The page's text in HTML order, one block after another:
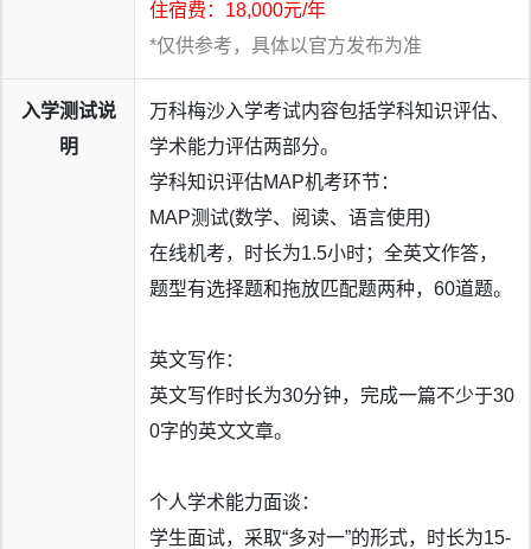
（14封）、加拿大 TOP3（42封）、澳洲TOP4（35封），
新增新加坡TOP2南洋理工大学录取（1封）；
TOP3伦敦艺术大学、帕森斯设计学院、罗德岛设计学院录
2026届毕业生已收获录取通知共计673封，累计奖学金376
万美元（约合人民币2590万元），其中英国G5名校录取数
已增至30封；中美融合课程方向准毕业生几乎人均手握加州
系录取，其中41人成功录取加州大学戴维斯分校，加州系大
住宿费：18,000元/年
*仅供参考，具体以官方发布为准
入学测试说
明
万科梅沙入学考试内容包括学科知识评估、
学术能力评估两部分。
学科知识评估MAP机考环节：
MAP测试(数学、阅读、语言使用)
在线机考，时长为1.5小时；全英文作答，
题型有选择题和拖放匹配题两种，60道题。
英文写作：
英文写作时长为30分钟，完成一篇不少于30
0字的英文文章。
个人学术能力面谈：
学生面试，采取“多对一”的形式，时长为15-